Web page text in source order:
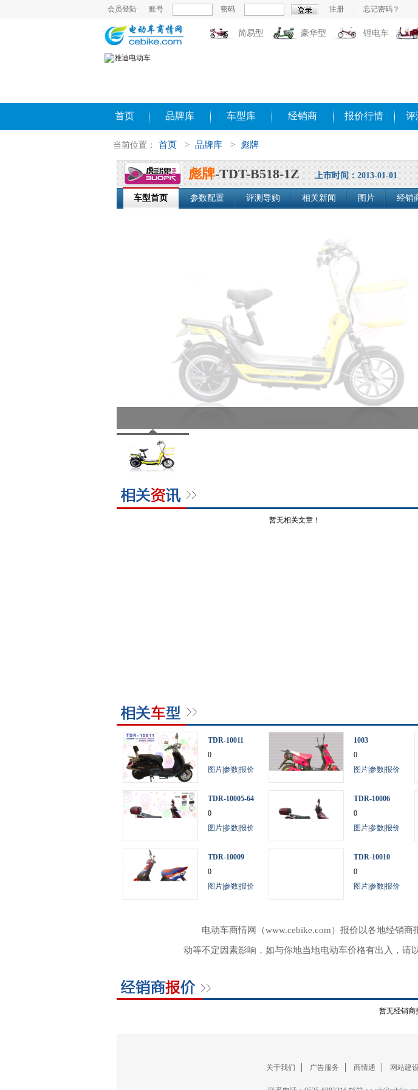
会员登陆 账号 密码 注册 忘记密码？
简易型 豪华型 锂电车
首页 品牌库 车型库 经销商 报价行情 评
当前位置： 首页 > 品牌库 > 彪牌
彪牌-TDT-B518-1Z 上市时间：2013-01-01
车型首页 参数配置 评测导购 相关新闻 图片 经销
暂无相关文章！
TDR-10011
0
图片参数报价
1003
0
图片参数报价
TDR-10005-64
V
0
图片参数报价
TDR-10006
0
图片参数报价
TDR-10009
0
图片参数报价
TDR-10010
0
图片参数报价
电动车商情网（www.cebike.com）报价以各地经销
动等不定因素影响，如与你地当地电动车价格有出入，请
暂无经销商
关于我们 广告服务 商情通 网站建